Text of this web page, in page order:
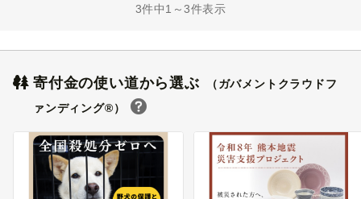
3件中1～3件表示
寄付金の使い道から選ぶ
（ガバメントクラウドフ
ァンディング®）